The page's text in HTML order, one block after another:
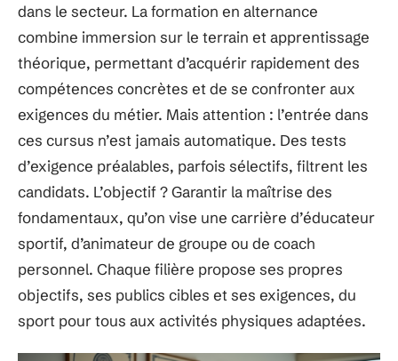
dans le secteur. La formation en alternance
combine immersion sur le terrain et apprentissage
théorique, permettant d’acquérir rapidement des
compétences concrètes et de se confronter aux
exigences du métier. Mais attention : l’entrée dans
ces cursus n’est jamais automatique. Des tests
d’exigence préalables, parfois sélectifs, filtrent les
candidats. L’objectif ? Garantir la maîtrise des
fondamentaux, qu’on vise une carrière d’éducateur
sportif, d’animateur de groupe ou de coach
personnel. Chaque filière propose ses propres
objectifs, ses publics cibles et ses exigences, du
sport pour tous aux activités physiques adaptées.